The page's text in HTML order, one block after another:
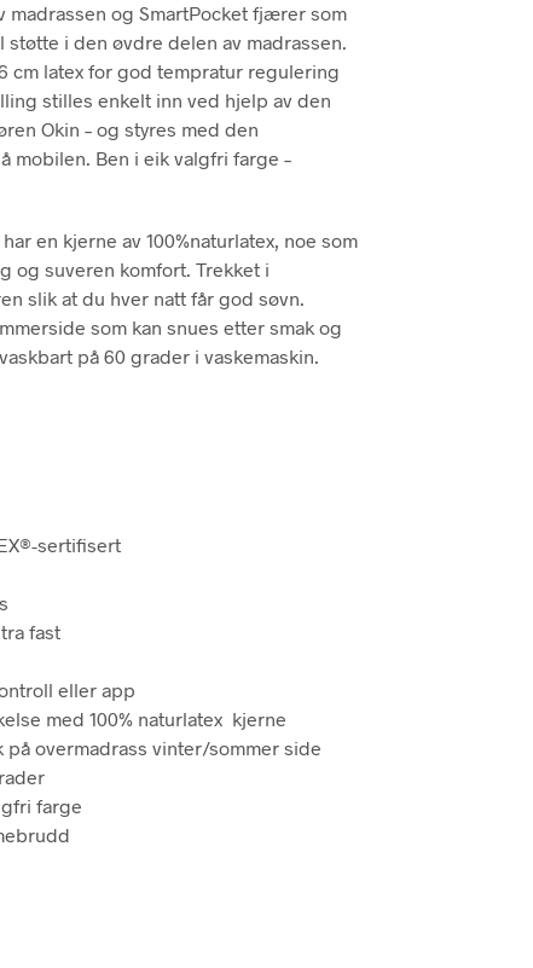
og SmartPocket fjærer som
i den øvdre delen av madrassen.
latex for god tempratur regulering
stilles enkelt inn ved hjelp av den
Okin – og styres med den
mobilen. Ben i eik valgfri farge –
en kjerne av 100%naturlatex, noe som
og suveren komfort. Trekket i
slik at du hver natt får god søvn.
som kan snues etter smak og
på 60 grader i vaskemaskin.
sertifisert
fast
eller app
med 100% naturlatex kjerne
overmadrass vinter/sommer side
farge